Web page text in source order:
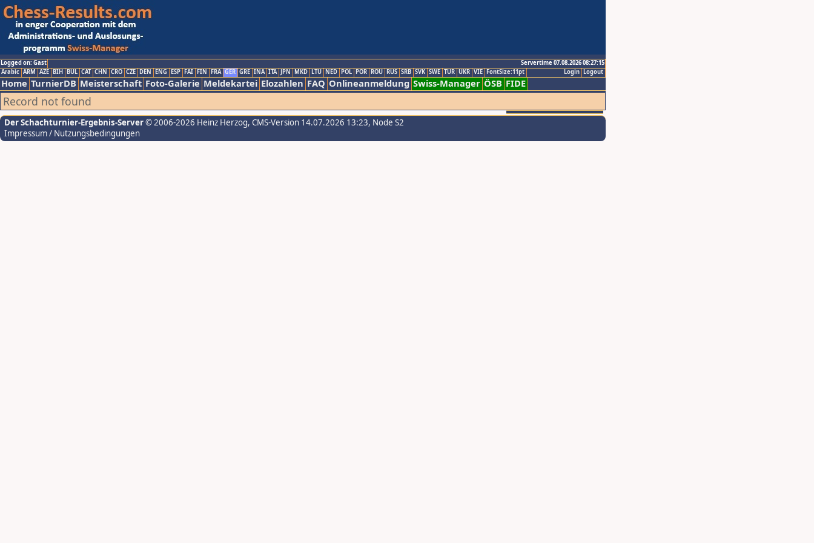
Logged on: Gast
Servertime 07.08.2026 08:27:15
Logout
Login
Arabic ARM AZE BIH BUL CAT CHN CRO CZE DEN ENG ESP FAI FIN FRA GER GRE INA ITA JPN MKD LTU NED POL POR ROU RUS SRB SVK SWE TUR UKR VIE FontSize:11pt
Home TurnierDB Meisterschaft Foto-Galerie Meldekartei Elozahlen FAQ Onlineanmeldung Swiss-Manager ÖSB FIDE
Record not found
Der Schachturnier-Ergebnis-Server© 2006-2026 Heinz Herzog, CMS-Version 14.07.2026 13:23, Node S2
Impressum / Nutzungsbedingungen